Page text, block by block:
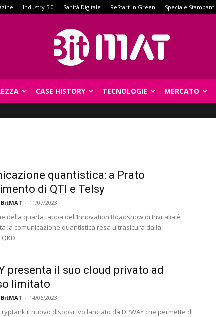
Industry 5.0 Sanità Digitale ReStart in Green Speciale Stampanti
CASE HISTORY TECNOLOGIE MERCATO
quantistica: a Prato
di QTI e Telsy
- 11/07/2023
della quarta tappa dell’Innovation Roadshow di Invitalia è
la comunicazione quantistica resa ultrasicura dalla
presenta il suo cloud privato ad
limitato
- 14/06/2023
il nuovo dispositivo lanciato da DPWAY che permette di